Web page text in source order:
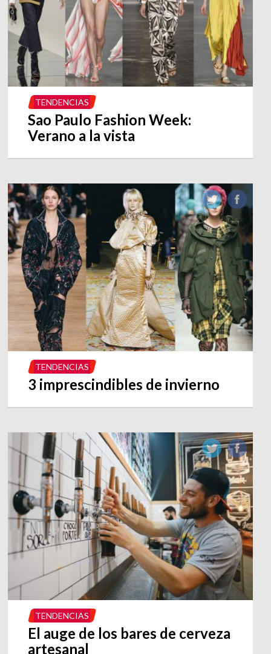
TENDENCIAS
Sao Paulo Fashion Week:
Verano a la vista
TENDENCIAS
3 imprescindibles de invierno
TENDENCIAS
El auge de los bares de cerveza
artesanal